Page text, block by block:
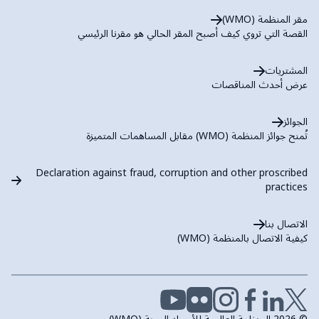
مقر المنظمة (WMO)
القصة التي تروي كيف أصبح المقر الحالي هو مقرنا الرئيسي
المشتريات
عرض أحدث المناقصات
الجوائز
تُمنح جوائز المنظمة (WMO) مقابل المساهمات المتميزة
Declaration against fraud, corruption and other proscribed
practices
الاتصال بنا
كيفية الاتصال بالمنظمة (WMO)